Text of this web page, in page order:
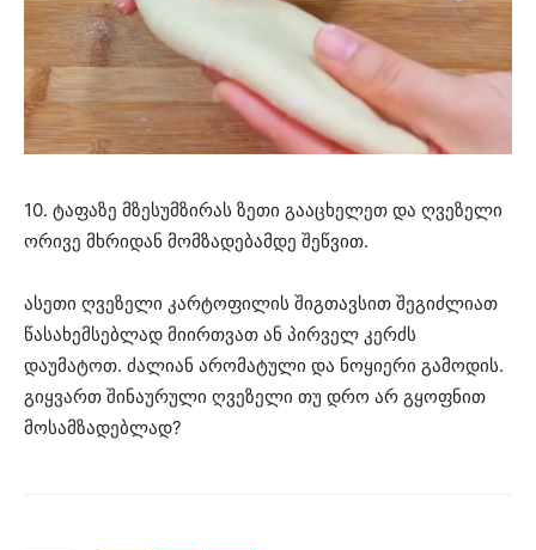
10. ტაფაზე მზესუმზირას ზეთი გააცხელეთ და ღვეზელი
ორივე მხრიდან მომზადებამდე შეწვით.
ასეთი ღვეზელი კარტოფილის შიგთავსით შეგიძლიათ
წასახემსებლად მიირთვათ ან პირველ კერძს
დაუმატოთ. ძალიან არომატული და ნოყიერი გამოდის.
გიყვართ შინაურული ღვეზელი თუ დრო არ გყოფნით
მოსამზადებლად?